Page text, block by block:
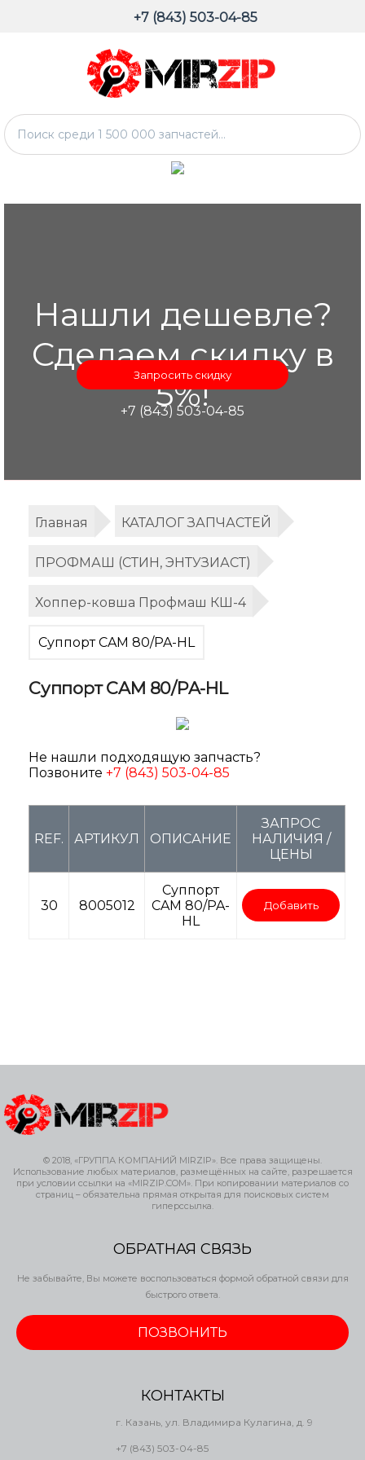
+7 (843) 503-04-85
Нашли дешевле?
Сделаем скидку в
5%!
Запросить скидку
+7 (843) 503-04-85
Главная КАТАЛОГ ЗАПЧАСТЕЙ
ПРОФМАШ (СТИН, ЭНТУЗИАСТ)
Хоппер-ковша Профмаш КШ-4
Суппорт CAM 80/PA-HL
Суппорт CAM 80/PA-HL
Не нашли подходящую запчасть?
Позвоните +7 (843) 503-04-85
REF. АРТИКУЛ ОПИСАНИЕ
ЗАПРОС
НАЛИЧИЯ /
ЦЕНЫ
30 8005012
Суппорт
CAM 80/PA-
HL
Добавить
© 2018, «ГРУППА КОМПАНИЙ MIRZIP». Все права защищены.
Использование любых материалов, размещённых на сайте, разрешается
при условии ссылки на «MIRZIP.COM». При копировании материалов со
страниц – обязательна прямая открытая для поисковых систем
гиперссылка.
ОБРАТНАЯ СВЯЗЬ
Не забывайте, Вы можете воспользоваться формой обратной связи для
быстрого ответа.
ПОЗВОНИТЬ
КОНТАКТЫ
г. Казань, ул. Владимира Кулагина, д. 9
+7 (843) 503-04-85